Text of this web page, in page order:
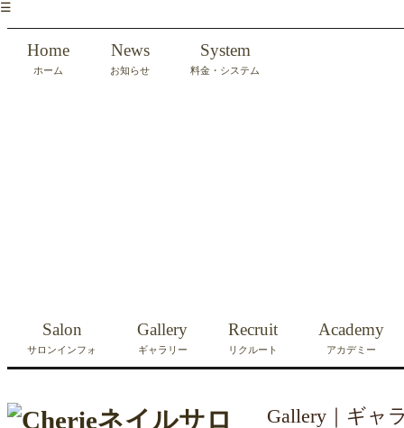
☰
Home
ホーム
News
お知らせ
System
料金・システム
Salon
サロンインフォ
Gallery
ギャラリー
Recruit
リクルート
Academy
アカデミー
Gallery｜ギャ